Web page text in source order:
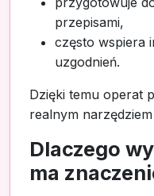
przepisami,
często wspiera
uzgodnień.
Dzięki temu operat
realnym
Dlaczego
ma